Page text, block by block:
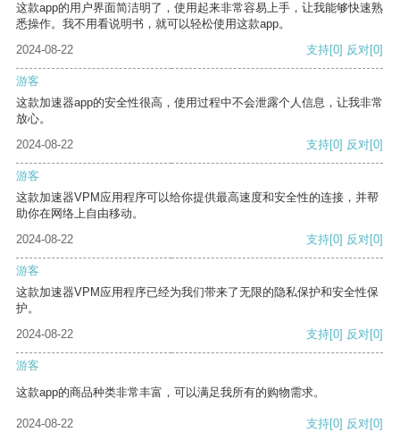
这款app的用户界面简洁明了，使用起来非常容易上手，让我能够快速熟
悉操作。我不用看说明书，就可以轻松使用这款app。
2024-08-22
支持[0] 反对[0]
游客
这款加速器app的安全性很高，使用过程中不会泄露个人信息，让我非常
放心。
2024-08-22
支持[0] 反对[0]
游客
这款加速器VPM应用程序可以给你提供最高速度和安全性的连接，并帮
助你在网络上自由移动。
2024-08-22
支持[0] 反对[0]
游客
这款加速器VPM应用程序已经为我们带来了无限的隐私保护和安全性保
护。
2024-08-22
支持[0] 反对[0]
游客
这款app的商品种类非常丰富，可以满足我所有的购物需求。
2024-08-22 支持[0] 反对[0]